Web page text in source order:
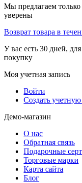
Мы предлагаем
уверены
Возврат товара в
У вас есть 30 дней,
покупку
Моя учетная запись
Войти
Создать учетную
Демо-магазин
О нас
Обратная связь
Подарочные
Торговые марки
Карта сайта
Блог